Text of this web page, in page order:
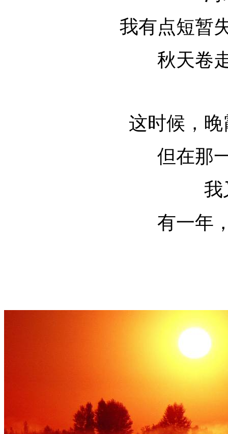
我有点短暂
秋天卷
这时候，
但在那
我
有一年